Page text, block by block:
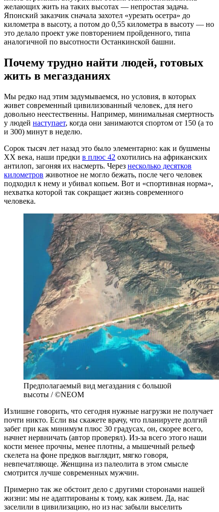
желающих жить на таких высотах — непростая задача.
Японский заказчик сначала захотел «урезать осетра» до
километра в высоту, а потом до 0,55 километра в высоту — но
это делало проект уже повторением пройденного, типа
аналогичной по высотности Останкинской башни.
Почему трудно найти людей, готовых
жить в мегазданиях
Мы редко над этим задумываемся, но условия, в которых
живет современный цивилизованный человек, для него
довольно неестественны. Например, минимальная смертность
у людей наступает, когда они занимаются спортом от 150 (а то
и 300) минут в неделю.
Сорок тысяч лет назад это было элементарно: как и бушмены
XX века, наши предки в плюс 42 охотились на африканских
антилоп, загоняя их насмерть. Через несколько десятков
километров животное не могло бежать, после чего человек
подходил к нему и убивал копьем. Вот и «спортивная норма»,
нехватка которой так сокращает жизнь современного
человека.
Предполагаемый вид мегаздания с большой
высоты / ©NEOM
Излишне говорить, что сегодня нужные нагрузки не получает
почти никто. Если вы скажете врачу, что планируете долгий
забег при как минимум плюс 30 градусах, он, скорее всего,
начнет нервничать (автор проверял). Из-за всего этого наши
кости менее прочны, менее плотны, а мышечный рельеф
скелета на фоне предков выглядит, мягко говоря,
невпечатляюще. Женщина из палеолита в этом смысле
смотрится лучше современных мужчин.
Примерно так же обстоит дело с другими сторонами нашей
жизни: мы не адаптированы к тому, как живем. Да, нас
заселили в цивилизацию, но из нас забыли выселить